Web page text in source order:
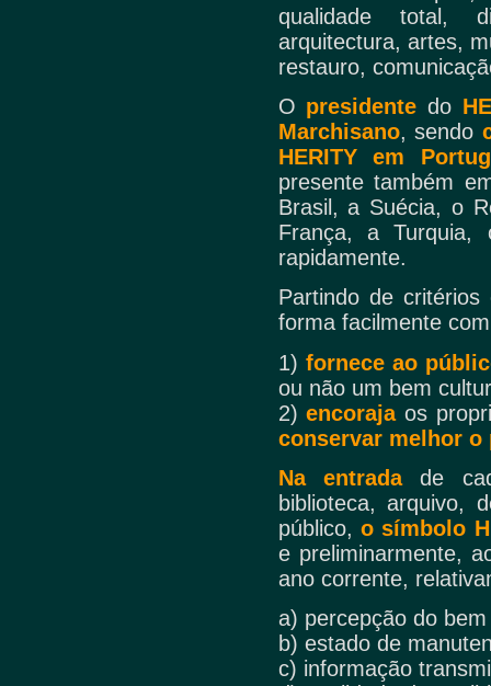
qualidade total,
arquitectura, artes,
restauro,
O presidente do
Marchisano, sendo
HERITY em
presente também
Brasil, a Suécia, o
França, a Turquia,
rapidamente.
Partindo de critérios
forma facilmente
1) fornece ao
ou não um bem
2)encorajaos
conservar melhor o
Na entradade
biblioteca, arquivo,
público, o símbolo
e preliminarmente,
ano corrente,
a) percepção do
b) estado de
c) informação